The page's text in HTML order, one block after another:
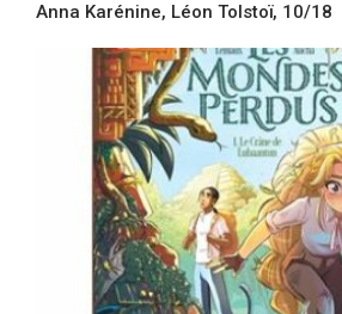
Anna Karénine, Léon Tolstoï, 10/18